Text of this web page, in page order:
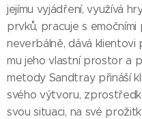
jejímu vyjádření, využívá
prvků, pracuje s
neverbálně, dává klientovi
mu jeho vlastní prostor a
metody Sandtray přináší
svého výtvoru,
svou situaci, na své